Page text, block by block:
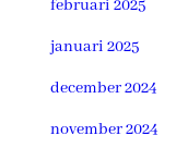
februari 2025
januari 2025
december 2024
november 2024